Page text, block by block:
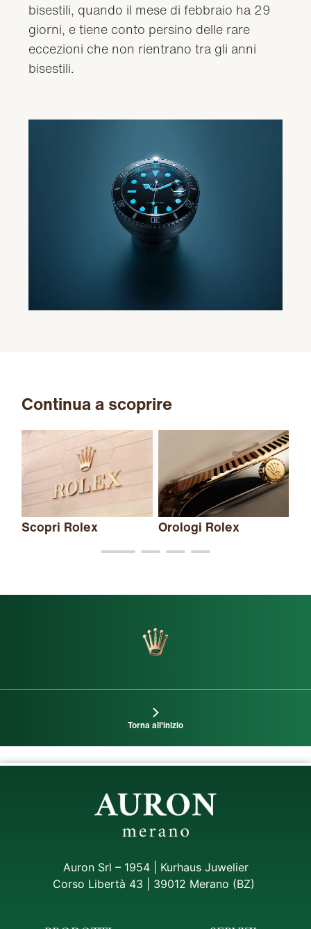
bisestili, quando il mese di febbraio ha 29
giorni, e tiene conto persino delle rare
eccezioni che non rientrano tra gli anni
bisestili.
Continua a scoprire
Scopri Rolex Orologi Rolex
Torna all'inizio
Auron Srl – 1954 | Kurhaus Juwelier
Corso Libertà 43 | 39012 Merano (BZ)